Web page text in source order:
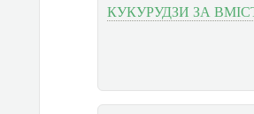
КУКУРУДЗИ ЗА